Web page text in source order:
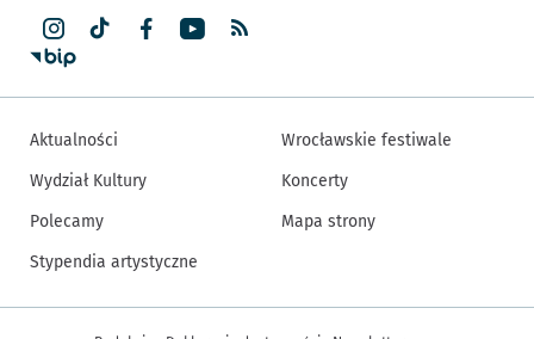
Aktualności
Wydział Kultury
Polecamy
Stypendia artystyczne
Wrocławskie festiwale
Koncerty
Mapa strony
Inne informacje